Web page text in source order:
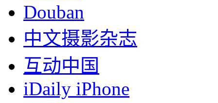
Douban
中文摄影杂志
互动中国
iDaily iPhone